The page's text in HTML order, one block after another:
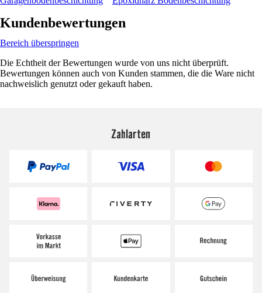
Kundenbewertungen
Bereich überspringen
Die Echtheit der Bewertungen wurde von uns nicht überprüft.
Bewertungen können auch von Kunden stammen, die die Ware nicht
nachweislich genutzt oder gekauft haben.
Zahlarten